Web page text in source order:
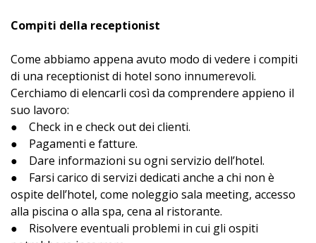
Compiti della receptionist
Come abbiamo appena avuto modo di vedere i compiti
di una receptionist di hotel sono innumerevoli.
Cerchiamo di elencarli così da comprendere appieno il
suo lavoro:
● Check in e check out dei clienti.
● Pagamenti e fatture.
● Dare informazioni su ogni servizio dell’hotel.
● Farsi carico di servizi dedicati anche a chi non è
ospite dell’hotel, come noleggio sala meeting, accesso
alla piscina o alla spa, cena al ristorante.
● Risolvere eventuali problemi in cui gli ospiti